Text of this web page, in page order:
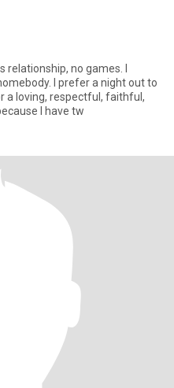
relationship, no games. I
I prefer a night out to
a loving, respectful, faithful,
I have tw